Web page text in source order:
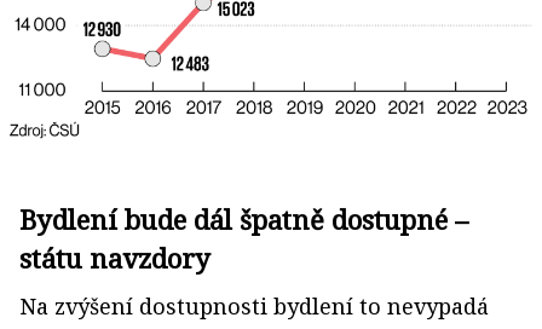
Bydlení bude dál špatně dostupné –
státu navzdory
Na zvýšení dostupnosti bydlení to nevypadá